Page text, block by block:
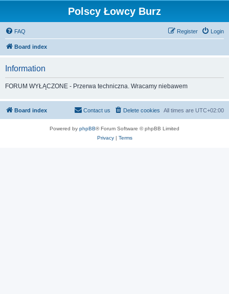
Polscy Łowcy Burz
FAQ Login
Register
Board index
Information
FORUM WYŁĄCZONE - Przerwa techniczna. Wracamy niebawem
Board index All times are UTC+02:00
Delete cookies
Contact us
Powered by phpBB® Forum Software © phpBB Limited
Privacy| Terms